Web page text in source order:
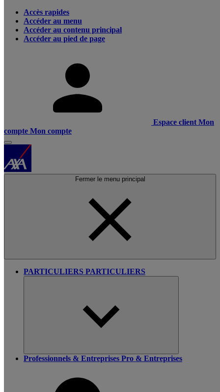
Accès rapides
Accéder au menu
Accéder au contenu principal
Accéder au pied de page
Espace client Mon
compte Mon compte
Fermer le menu principal
PARTICULIERS PARTICULIERS
Professionnels & Entreprises Pro & Entreprises